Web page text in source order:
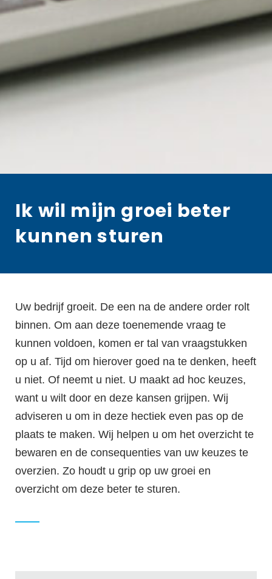
Ik wil mijn groei beter
kunnen sturen
Uw bedrijf groeit. De een na de andere order rolt
binnen. Om aan deze toenemende vraag te
kunnen voldoen, komen er tal van vraagstukken
op u af. Tijd om hierover goed na te denken, heeft
u niet. Of neemt u niet. U maakt ad hoc keuzes,
want u wilt door en deze kansen grijpen. Wij
adviseren u om in deze hectiek even pas op de
plaats te maken. Wij helpen u om het overzicht te
bewaren en de consequenties van uw keuzes te
overzien. Zo houdt u grip op uw groei en
overzicht om deze beter te sturen.